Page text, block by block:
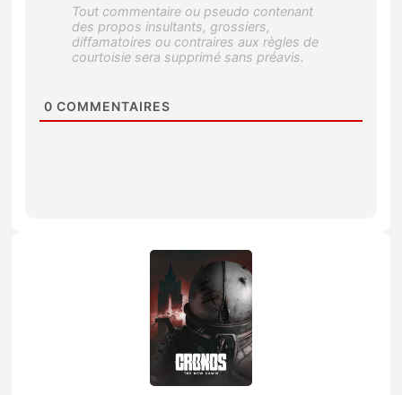
0 COMMENTAIRES